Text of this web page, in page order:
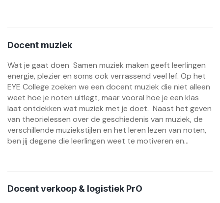
Docent muziek
Wat je gaat doen Samen muziek maken geeft leerlingen
energie, plezier en soms ook verrassend veel lef. Op het
EYE College zoeken we een docent muziek die niet alleen
weet hoe je noten uitlegt, maar vooral hoe je een klas
laat ontdekken wat muziek met je doet. Naast het geven
van theorielessen over de geschiedenis van muziek, de
verschillende muziekstijlen en het leren lezen van noten,
ben jij degene die leerlingen weet te motiveren en...
Docent verkoop & logistiek PrO